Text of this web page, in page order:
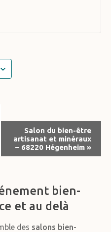
Salon du bien-être
artisanat et minéraux
– 68220 Hégenheim »
bien-
et au delà
des salons bien-